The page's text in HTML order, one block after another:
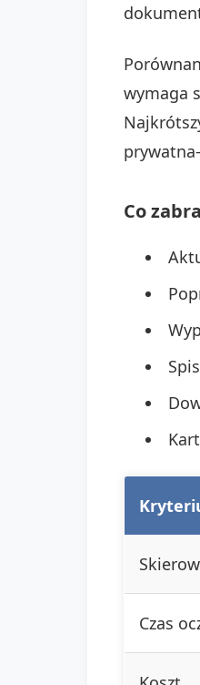
wymaga
Co
Czas